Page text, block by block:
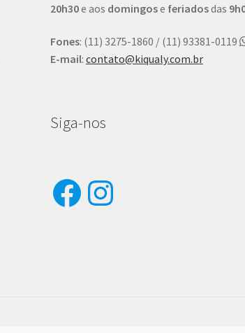
20h30e aos domingose feriadosdas
Fones: (11) 3275-1860 / (11) 93381-0119
E-mail: contato@kiqualy.com.br
Siga-nos
Facebook
Instagram